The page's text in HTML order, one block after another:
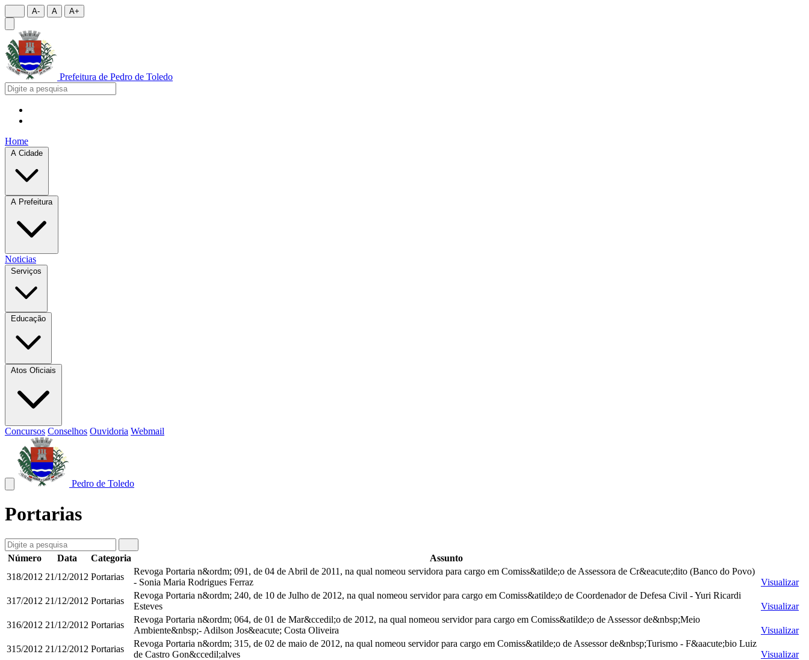
A- A A+
Prefeitura de Pedro de Toledo
Home
A Cidade
A Prefeitura
Noticias
Serviços
Educação
Atos Oficiais
Concursos Conselhos Ouvidoria Webmail
Pedro de Toledo
Portarias
Número Data Categoria
Assunto
318/2012 21/12/2012 Portarias
Revoga Portaria n&ordm; 091, de 04 de Abril de 2011, na qual nomeou servidora para cargo em Comiss&atilde;o de Assessora de Cr&eacute;dito (Banco do Povo)
- Sonia Maria Rodrigues Ferraz
Visualizar
317/2012 21/12/2012 Portarias
Revoga Portaria n&ordm; 240, de 10 de Julho de 2012, na qual nomeou servidor para cargo em Comiss&atilde;o de Coordenador de Defesa Civil - Yuri Ricardi
Esteves
Visualizar
316/2012 21/12/2012 Portarias
Revoga Portaria n&ordm; 064, de 01 de Mar&ccedil;o de 2012, na qual nomeou servidor para cargo em Comiss&atilde;o de Assessor de&nbsp;Meio
Ambiente&nbsp;- Adilson Jos&eacute; Costa Oliveira
Visualizar
315/2012 21/12/2012 Portarias
Revoga Portaria n&ordm; 315, de 02 de maio de 2012, na qual nomeou servidor para cargo em Comiss&atilde;o de Assessor de&nbsp;Turismo - F&aacute;bio Luiz
de Castro Gon&ccedil;alves
Visualizar